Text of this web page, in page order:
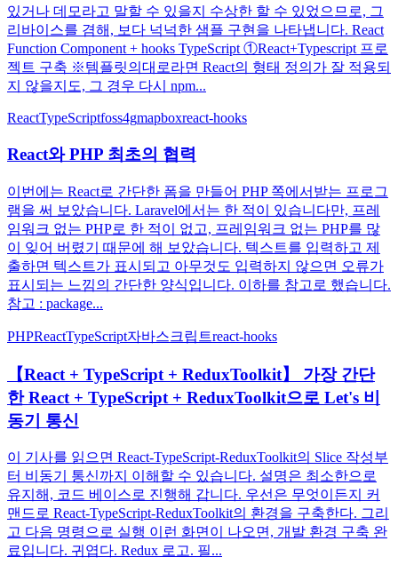
있거나 데모라고 말할 수 있을지 수상한 할 수 있었으므로, 그
리바이스를 겸해, 보다 넉넉한 샘플 구현을 나타냅니다. React
Function Component + hooks TypeScript ①React+Typescript 프로
젝트 구축 ※템플릿의대로라면 React의 형태 정의가 잘 적용되
지 않을지도, 그 경우 다시 npm...
ReactTypeScriptfoss4gmapboxreact-hooks
React와 PHP 최초의 협력
이번에는 React로 간단한 폼을 만들어 PHP 쪽에서받는 프로그
램을 써 보았습니다. Laravel에서는 한 적이 있습니다만, 프레
임워크 없는 PHP로 한 적이 없고, 프레임워크 없는 PHP를 많
이 잊어 버렸기 때문에 해 보았습니다. 텍스트를 입력하고 제
출하면 텍스트가 표시되고 아무것도 입력하지 않으면 오류가
표시되는 느낌의 간단한 양식입니다. 이하를 참고로 했습니다.
참고 : package...
PHPReactTypeScript자바스크립트react-hooks
【React + TypeScript + ReduxToolkit】 가장 간단
한 React + TypeScript + ReduxToolkit으로 Let's 비
동기 통신
이 기사를 읽으면 React-TypeScript-ReduxToolkit의 Slice 작성부
터 비동기 통신까지 이해할 수 있습니다. 설명은 최소한으로
유지해, 코드 베이스로 진행해 갑니다. 우선은 무엇이든지 커
맨드로 React-TypeScript-ReduxToolkit의 환경을 구축한다. 그리
고 다음 명령으로 실행 이런 화면이 나오면, 개발 환경 구축 완
료입니다. 귀엽다. Redux 로고. 필...